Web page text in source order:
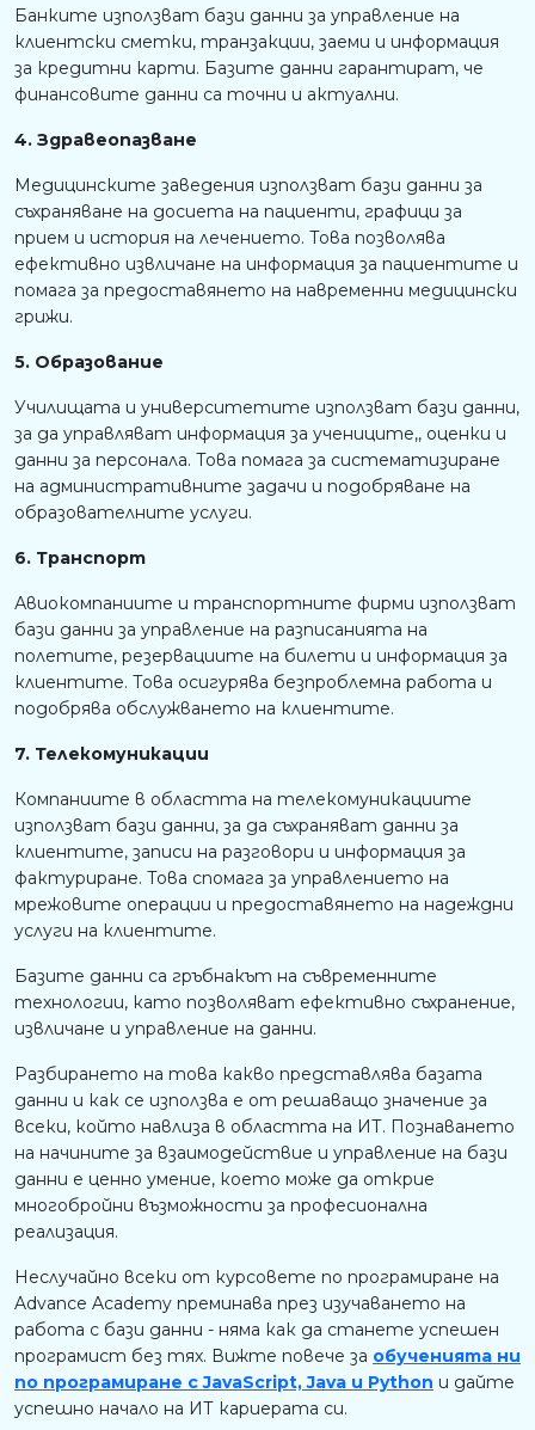
Банките използват бази данни за управление на
клиентски сметки, транзакции, заеми и информация
за кредитни карти. Базите данни гарантират, че
финансовите данни са точни и актуални.
4. Здравеопазване
Медицинските заведения използват бази данни за
съхраняване на досиета на пациенти, графици за
прием и история на лечението. Това позволява
ефективно извличане на информация за пациентите и
помага за предоставянето на навременни медицински
грижи.
5. Образование
Училищата и университетите използват бази данни,
за да управляват информация за учениците,, оценки и
данни за персонала. Това помага за систематизиране
на административните задачи и подобряване на
образователните услуги.
6. Транспорт
Авиокомпаниите и транспортните фирми използват
бази данни за управление на разписанията на
полетите, резервациите на билети и информация за
клиентите. Това осигурява безпроблемна работа и
подобрява обслужването на клиентите.
7. Телекомуникации
Компаниите в областта на телекомуникациите
използват бази данни, за да съхраняват данни за
клиентите, записи на разговори и информация за
фактуриране. Това спомага за управлението на
мрежовите операции и предоставянето на надеждни
услуги на клиентите.
Базите данни са гръбнакът на съвременните
технологии, като позволяват ефективно съхранение,
извличане и управление на данни.
Разбирането на това какво представлява базата
данни и как се използва е от решаващо значение за
всеки, който навлиза в областта на ИТ. Познаването
на начините за взаимодействие и управление на бази
данни е ценно умение, което може да открие
многобройни възможности за професионална
реализация.
Неслучайно всеки от курсовете по програмиране на
Advance Academy преминава през изучаването на
работа с бази данни - няма как да станете успешен
програмист без тях. Вижте повече за обученията ни
по програмиране с JavaScript, Java и Python и дайте
успешно начало на ИТ кариерата си.